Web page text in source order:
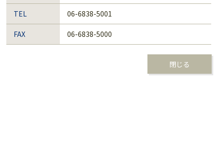
TEL 06-6838-5001
FAX 06-6838-5000
閉じる